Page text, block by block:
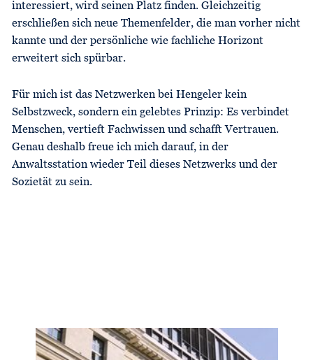
interessiert, wird seinen Platz finden. Gleichzeitig
erschließen sich neue Themenfelder, die man vorher nicht
kannte und der persönliche wie fachliche Horizont
erweitert sich spürbar.
Für mich ist das Netzwerken bei Hengeler kein
Selbstzweck, sondern ein gelebtes Prinzip: Es verbindet
Menschen, vertieft Fachwissen und schafft Vertrauen.
Genau deshalb freue ich mich darauf, in der
Anwaltsstation wieder Teil dieses Netzwerks und der
Sozietät zu sein.